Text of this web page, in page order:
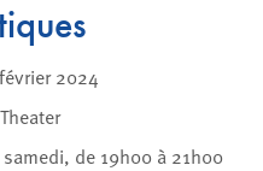
2024
de 19h00 à 21h00